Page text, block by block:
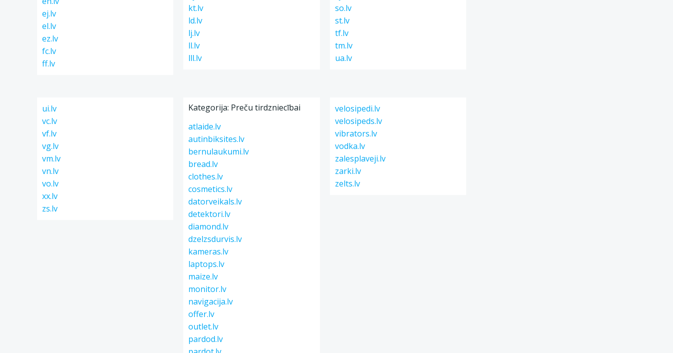
ej.lv
el.lv
ez.lv
fc.lv
ff.lv
kt.lv
ld.lv
lj.lv
ll.lv
lll.lv
so.lv
st.lv
tf.lv
tm.lv
ua.lv
ui.lv
vc.lv
vf.lv
vg.lv
vm.lv
vn.lv
vo.lv
xx.lv
zs.lv
Kategorija: Preču tirdzniecībai
atlaide.lv
autinbiksites.lv
bernulaukumi.lv
bread.lv
clothes.lv
cosmetics.lv
datorveikals.lv
detektori.lv
diamond.lv
dzelzsdurvis.lv
kameras.lv
laptops.lv
maize.lv
monitor.lv
navigacija.lv
offer.lv
outlet.lv
pardod.lv
velosipedi.lv
velosipeds.lv
vibrators.lv
vodka.lv
zalesplaveji.lv
zarki.lv
zelts.lv